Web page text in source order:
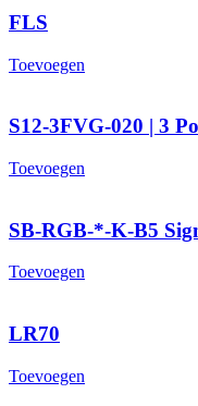
FLS
Toevoegen
S12-3FVG-020 | 3
Toevoegen
SB-RGB-*-K-B5
Toevoegen
LR70
Toevoegen